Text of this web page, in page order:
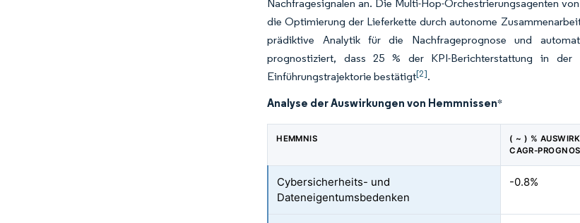
Nachfragesignalen an. Die Multi-Hop-Orchestrierungsagenten
die Optimierung der Lieferkette durch autonome
prädiktive Analytik für die Nachfrageprognose und
prognostiziert, dass 25 % der KPI-Berichterstattung in
Einführungstrajektorie bestätigt[2].
Analyse der Auswirkungen von Hemmnissen*
HEMMNIS
( ~ ) %
CAGR-
Cybersicherheits- und
Dateneigentumsbedenken
-0.8%